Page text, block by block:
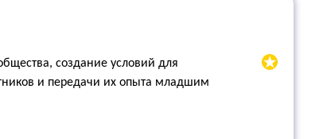
создание условий для
и передачи их опыта младшим